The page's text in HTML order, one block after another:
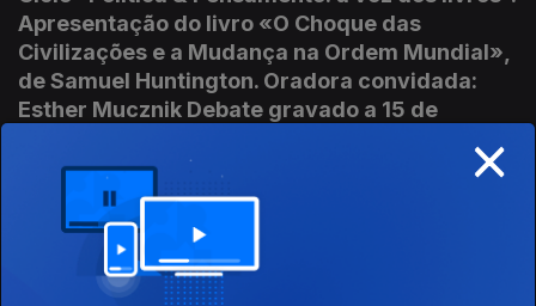
Apresentação do livro «O Choque das
Civilizações e a Mudança na Ordem Mundial»,
de Samuel Huntington. Oradora convidada:
Esther Mucznik Debate gravado a 15 de
10 nov. 2012
Ciclo "Política & Pensamento: a voz dos livros".
Apresentação do livro "Quando a China
×